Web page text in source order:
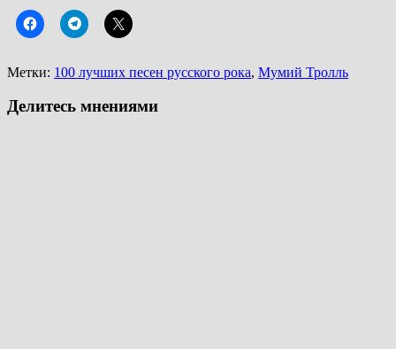
Метки: 100 лучших песен русского рока, Мумий Тролль
Делитесь мнениями